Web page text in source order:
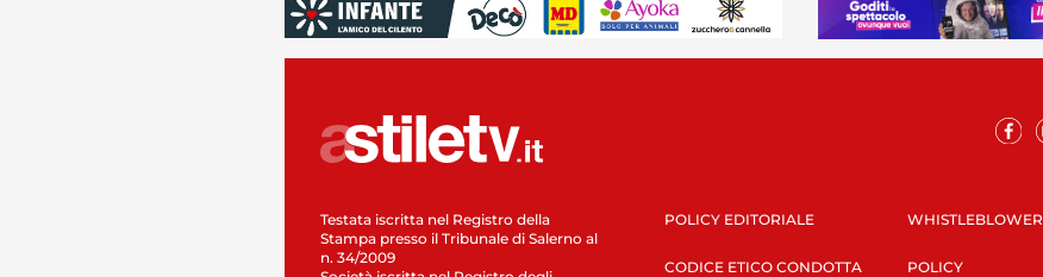
Testata iscritta nel Registro della
Stampa presso il Tribunale di Salerno al
n. 34/2009
POLICY EDITORIALE
CODICE ETICO CONDOTTA
WHISTLEBLOWER
POLICY